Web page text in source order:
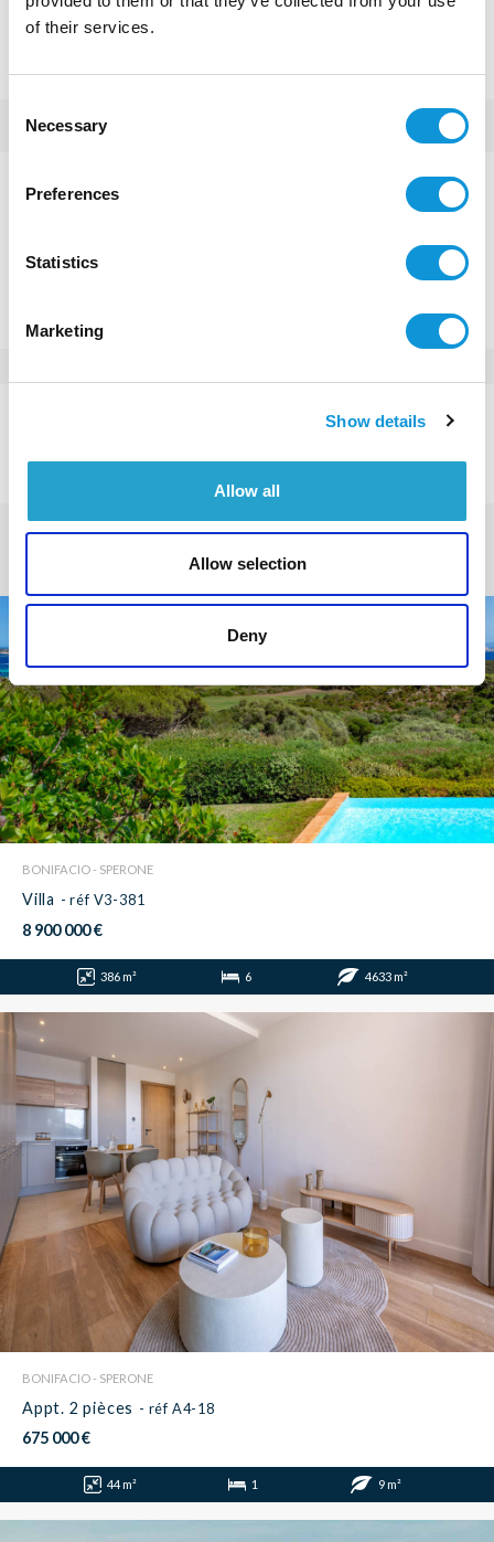
of their services.
Selection
Necessary
Preferences
Statistics
Marketing
Show details
Allow all
Allow selection
Deny
DPE :D GES :C
We also propose you...
BONIFACIO - SPERONE
Villa - réf V3-381
8 900 000 €
386 m² 6 4633 m²
BONIFACIO - SPERONE
Appt. 2 pièces - réf A4-18
675 000 €
44 m² 1 9 m²